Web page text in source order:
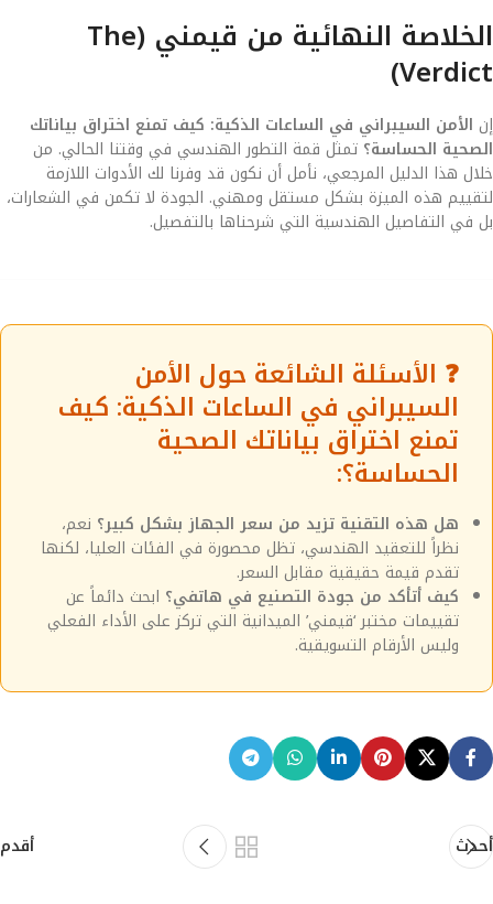
الخلاصة النهائية من قيمني (The
Verdict)
إن الأمن السيبراني في الساعات الذكية: كيف تمنع اختراق بياناتك
الصحية الحساسة؟ تمثل قمة التطور الهندسي في وقتنا الحالي. من
خلال هذا الدليل المرجعي، نأمل أن نكون قد وفرنا لك الأدوات اللازمة
لتقييم هذه الميزة بشكل مستقل ومهني. الجودة لا تكمن في الشعارات،
بل في التفاصيل الهندسية التي شرحناها بالتفصيل.
❓ الأسئلة الشائعة حول الأمن
السيبراني في الساعات الذكية: كيف
تمنع اختراق بياناتك الصحية
الحساسة؟:
هل هذه التقنية تزيد من سعر الجهاز بشكل كبير؟ نعم،
نظراً للتعقيد الهندسي، تظل محصورة في الفئات العليا، لكنها
تقدم قيمة حقيقية مقابل السعر.
كيف أتأكد من جودة التصنيع في هاتفي؟ ابحث دائماً عن
تقييمات مختبر ‘قيمني’ الميدانية التي تركز على الأداء الفعلي
وليس الأرقام التسويقية.
أحدث أقدم